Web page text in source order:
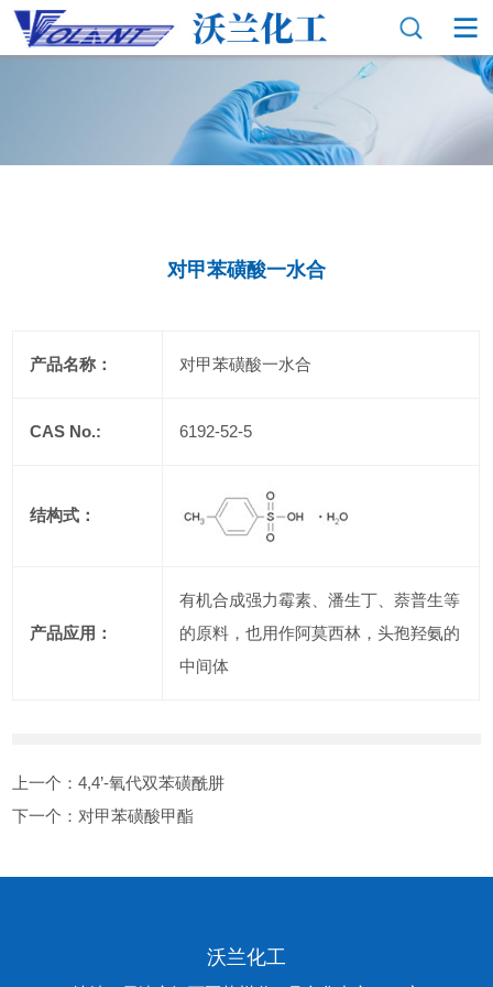
对甲苯磺酸一水合
产品名称： 对甲苯磺酸一水合
CAS No.: 6192-52-5
结构式：
产品应用：
有机合成强力霉素、潘生丁、萘普生等
的原料，也用作阿莫西林，头孢羟氨的
中间体
上一个：4,4’-氧代双苯磺酰肼
下一个： 对甲苯磺酸甲酯
沃兰化工